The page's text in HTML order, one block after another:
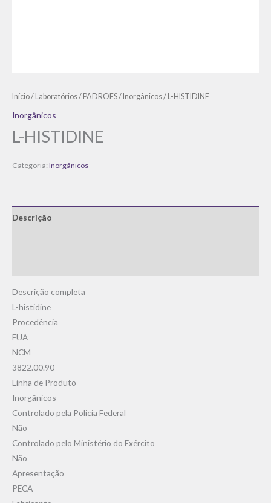
Início/ Laboratórios/ PADROES/ Inorgânicos/ L-HISTIDINE
Inorgânicos
L-HISTIDINE
Categoria: Inorgânicos
Descrição
Descrição completa
L-histidine
Procedência
EUA
NCM
3822.00.90
Linha de Produto
Inorgânicos
Controlado pela Policia Federal
Não
Controlado pelo Ministério do Exército
Não
Apresentação
PECA